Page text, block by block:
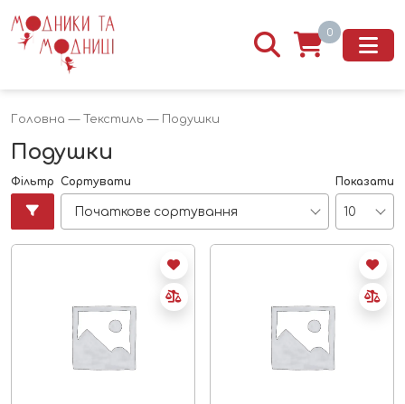
0
Головна — Текстиль — Подушки
Подушки
Фільтр Сортувати
Початкове сортування
Показати
10